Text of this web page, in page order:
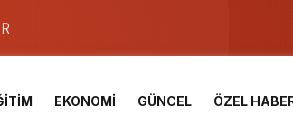
ve Meslek Yüksek Okulunda görev
Üniversite Hazırlık Kursu başvurularında
En Zorlu Etap Tamamlandı.
EKONOMİ GÜNCEL ÖZEL